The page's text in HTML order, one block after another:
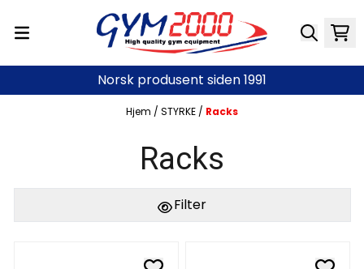
Norsk produsent siden 1991
Hjem / STYRKE / Racks
Racks
Filter